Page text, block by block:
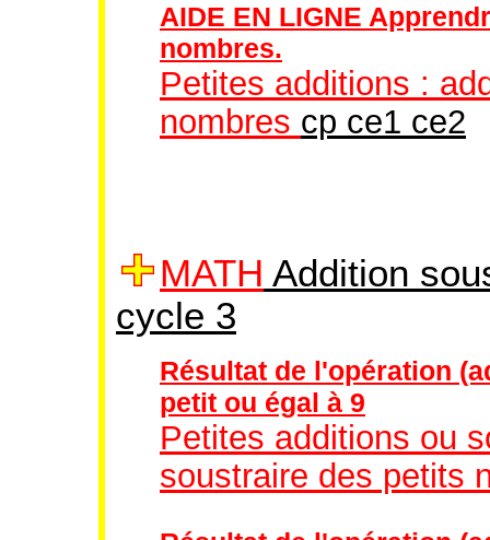
AIDE EN LIGNE
nombres.
Petites additions :
nombres cp ce1 ce2
MATH Addition
cycle 3
Résultat de l'opération
petit ou égal à 9
Petites additions ou
soustraire des petits